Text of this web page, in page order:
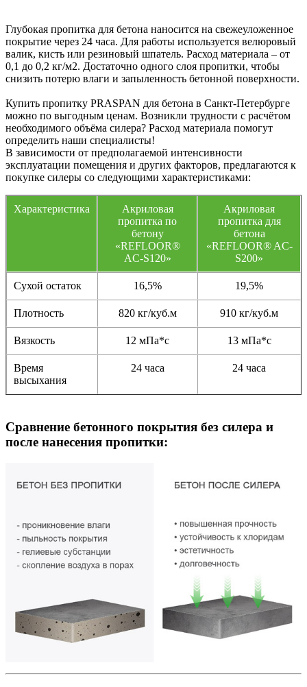
Глубокая пропитка для бетона наносится на свежеуложенное
покрытие через 24 часа. Для работы используется велюровый
валик, кисть или резиновый шпатель. Расход материала – от
0,1 до 0,2 кг/м2. Достаточно одного слоя пропитки, чтобы
снизить потерю влаги и запыленность бетонной поверхности.
Купить пропитку PRASPAN для бетона в Санкт-Петербурге
можно по выгодным ценам. Возникли трудности с расчётом
необходимого объёма силера? Расход материала помогут
определить наши специалисты!
В зависимости от предполагаемой интенсивности
эксплуатации помещения и других факторов, предлагаются к
покупке силеры со следующими характеристиками:
Характеристика
Акриловая
пропитка по
бетону
«REFLOOR®
AC-S120»
Акриловая
пропитка для
бетона
«REFLOOR® AC-
S200»
Сухой остаток 16,5% 19,5%
Плотность 820 кг/куб.м 910 кг/куб.м
Вязкость 12 мПа*с 13 мПа*с
Время
высыхания
24 часа 24 часа
Сравнение бетонного покрытия без силера и
после нанесения пропитки: